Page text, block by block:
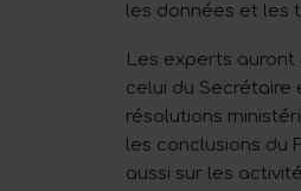
les données et les
Les experts
celui du Secrétaire
résolutions
les conclusions du
aussi sur les